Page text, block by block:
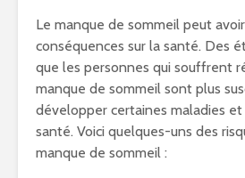
Le manque de sommeil peut
conséquences sur la santé. Des
que les personnes qui souffrent
manque de sommeil sont plus
développer certaines maladies
santé. Voici quelques-uns des
manque de sommeil :